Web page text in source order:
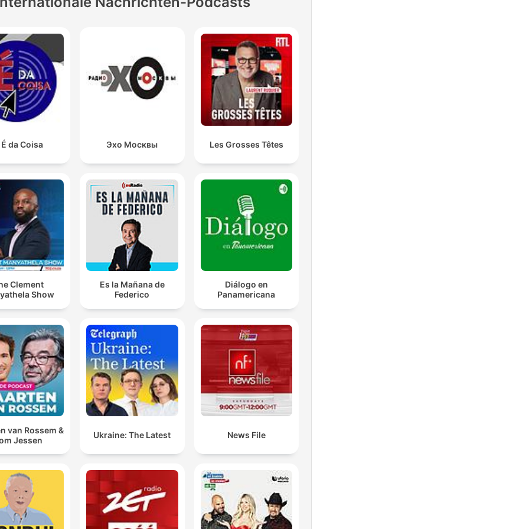
É da Coisa Эхо Москвы Les Grosses Têtes
Clement
Show
Es la Mañana de
Federico
Diálogo en
Panamericana
van Rossem &
Jessen
Ukraine: The Latest News File